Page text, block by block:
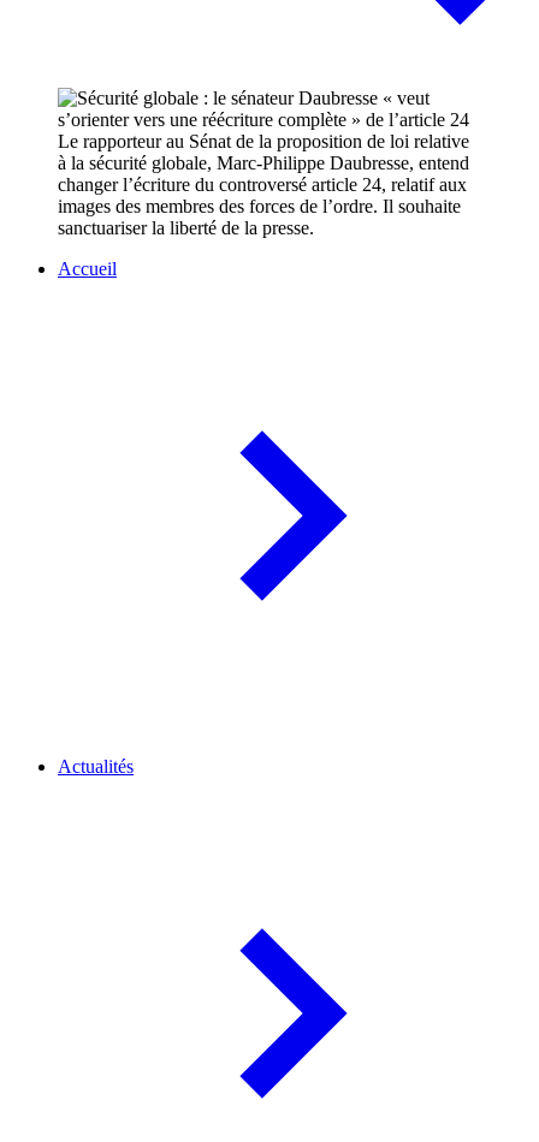
Le rapporteur au Sénat de la proposition de loi relative
à la sécurité globale, Marc-Philippe Daubresse, entend
changer l’écriture du controversé article 24, relatif aux
images des membres des forces de l’ordre. Il souhaite
sanctuariser la liberté de la presse.
Accueil
Actualités